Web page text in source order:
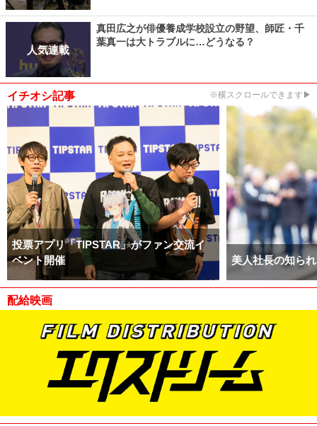
人気連載
真田広之が俳優養成学校設立の野望、師匠・千
葉真一は大トラブルに…どうなる？
イチオシ記事 ※横スクロールできます▶
投票アプリ「TIPSTAR」がファン交流イ
ベント開催
美人社長の知ら
配給映画